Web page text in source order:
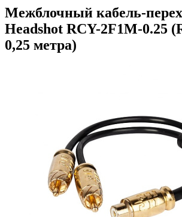
Межблочный кабель-
Headshot RCY-2F1M-0.25
0,25 метра)